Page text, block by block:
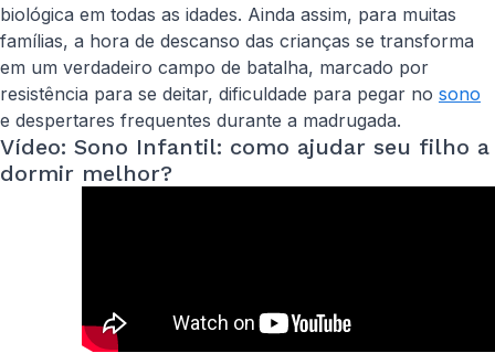
biológica em todas as idades. Ainda assim, para muitas
famílias, a hora de descanso das crianças se transforma
em um verdadeiro campo de batalha, marcado por
resistência para se deitar, dificuldade para pegar no sono
e despertares frequentes durante a madrugada.
Vídeo: Sono Infantil: como ajudar seu filho a
dormir melhor?